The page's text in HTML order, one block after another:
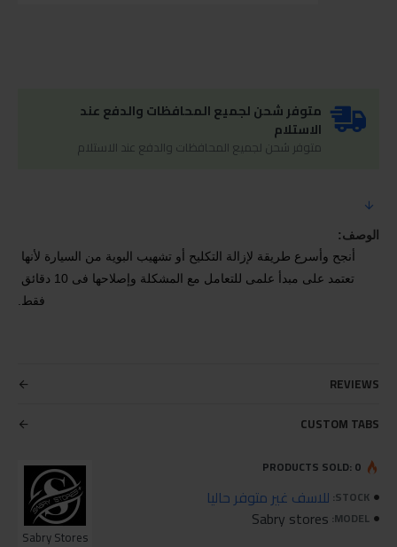
متوفر شحن لجميع المحافظات والدفع عند
الاستلام
متوفر شحن لجميع المحافظات والدفع عند الاستلام
الوصف:
فقط.
REVIEWS
CUSTOM TABS
STOCK: للاسف غير متوفر حاليا
MODEL:
Sabry stores
Sabry Stores
PRODUCTS SOLD: 0